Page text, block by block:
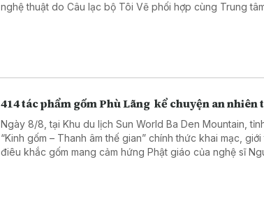
nghệ thuật do Câu lạc bộ Tôi Vẽ phối hợp cùng Trung
414 tác phẩm gốm Phù Lãng kể chuyện an nhiên
Ngày 8/8, tại Khu du lịch Sun World Ba Den Mountain,
“Kinh gốm – Thanh âm thế gian” chính thức khai mạc,
điêu khắc gốm mang cảm hứng Phật giáo của nghệ sĩ